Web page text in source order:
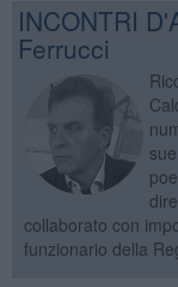
INCONTRI
Ferrucci
collaborato con
funzionario della